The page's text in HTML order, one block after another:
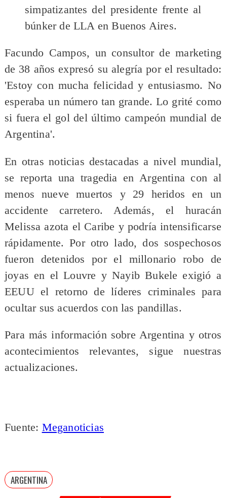
simpatizantes del presidente frente al
búnker de LLA en Buenos Aires.
Facundo Campos, un consultor de marketing
de 38 años expresó su alegría por el resultado:
'Estoy con mucha felicidad y entusiasmo. No
esperaba un número tan grande. Lo grité como
si fuera el gol del último campeón mundial de
Argentina'.
En otras noticias destacadas a nivel mundial,
se reporta una tragedia en Argentina con al
menos nueve muertos y 29 heridos en un
accidente carretero. Además, el huracán
Melissa azota el Caribe y podría intensificarse
rápidamente. Por otro lado, dos sospechosos
fueron detenidos por el millonario robo de
joyas en el Louvre y Nayib Bukele exigió a
EEUU el retorno de líderes criminales para
ocultar sus acuerdos con las pandillas.
Para más información sobre Argentina y otros
acontecimientos relevantes, sigue nuestras
actualizaciones.
Fuente: Meganoticias
ARGENTINA